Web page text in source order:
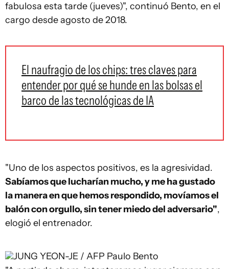
fabulosa esta tarde (jueves)", continuó Bento, en el
cargo desde agosto de 2018.
El naufragio de los chips: tres claves para
entender por qué se hunde en las bolsas el
barco de las tecnológicas de IA
"Uno de los aspectos positivos, es la agresividad.
Sabíamos que lucharían mucho, y me ha gustado
la manera en que hemos respondido, movíamos el
balón con orgullo, sin tener miedo del adversario",
elogió el entrenador.
JUNG YEON-JE / AFP Paulo Bento